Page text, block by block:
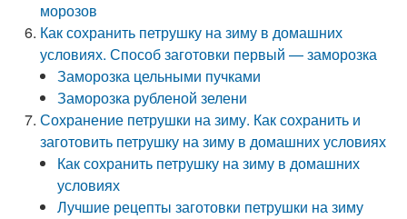
морозов
Как сохранить петрушку на зиму в домашних
условиях. Способ заготовки первый — заморозка
Заморозка цельными пучками
Заморозка рубленой зелени
Сохранение петрушки на зиму. Как сохранить и
заготовить петрушку на зиму в домашних условиях
Как сохранить петрушку на зиму в домашних
условиях
Лучшие рецепты заготовки петрушки на зиму